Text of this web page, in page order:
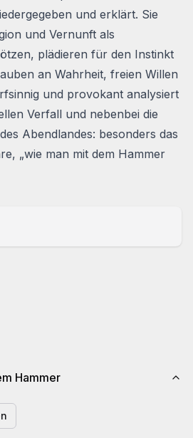
und erklärt. Sie
und Vernunft als
plädieren für den Instinkt
an Wahrheit, freien Willen
und provokant analysiert
Verfall und nebenbei die
Abendlandes: besonders das
„wie man mit dem Hammer
Hammer